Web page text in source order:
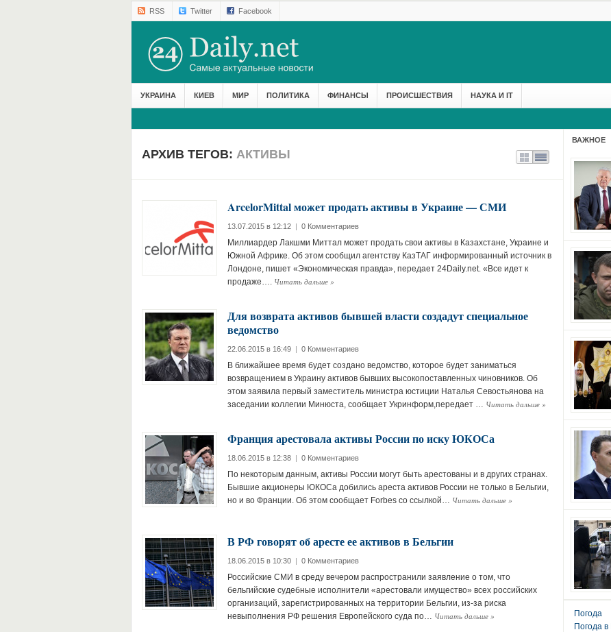
RSS Twitter Facebook
УКРАИНА КИЕВ МИР ПОЛИТИКА ФИНАНСЫ ПРОИСШЕСТВИЯ НАУКА И IT
АРХИВ ТЕГОВ: АКТИВЫ
ArcelorMittal может продать активы в Украине — СМИ
13.07.2015 в 12:12 | 0 Комментариев
Миллиардер Лакшми Миттал может продать свои активы в Казахстане, Украине и
Южной Африке. Об этом сообщил агентству КазТАГ информированный источник в
Лондоне, пишет «Экономическая правда», передает 24Daily.net. «Все идет к
продаже…. Читать дальше »
Для возврата активов бывшей власти создадут специальное
ведомство
22.06.2015 в 16:49 | 0 Комментариев
В ближайшее время будет создано ведомство, которое будет заниматься
возвращением в Украину активов бывших высокопоставленных чиновников. Об
этом заявила первый заместитель министра юстиции Наталья Севостьянова на
заседании коллегии Минюста, сообщает Укринформ,передает … Читать дальше »
Франция арестовала активы России по иску ЮКОСа
18.06.2015 в 12:38 | 0 Комментариев
По некоторым данным, активы России могут быть арестованы и в других странах.
Бывшие акционеры ЮКОСа добились ареста активов России не только в Бельгии,
но и во Франции. Об этом сообщает Forbes со ссылкой… Читать дальше »
В РФ говорят об аресте ее активов в Бельгии
18.06.2015 в 10:30 | 0 Комментариев
Российские СМИ в среду вечером распространили заявление о том, что
бельгийские судебные исполнители «арестовали имущество» всех российских
организаций, зарегистрированных на территории Бельгии, из-за риска
невыполнения РФ решения Европейского суда по… Читать дальше »
ВАЖНОЕ
Погода
Погода в